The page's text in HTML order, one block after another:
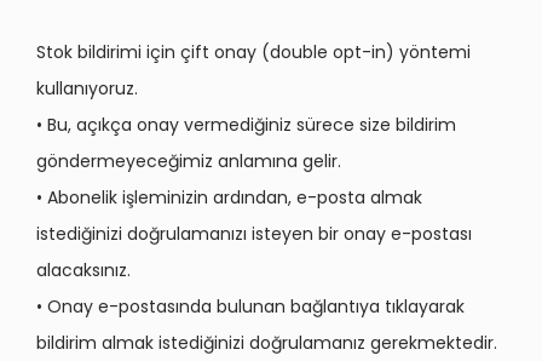
Stok bildirimi için çift onay (double opt-in) yöntemi
kullanıyoruz.
• Bu, açıkça onay vermediğiniz sürece size bildirim
göndermeyeceğimiz anlamına gelir.
• Abonelik işleminizin ardından, e-posta almak
istediğinizi doğrulamanızı isteyen bir onay e-postası
alacaksınız.
• Onay e-postasında bulunan bağlantıya tıklayarak
bildirim almak istediğinizi doğrulamanız gerekmektedir.